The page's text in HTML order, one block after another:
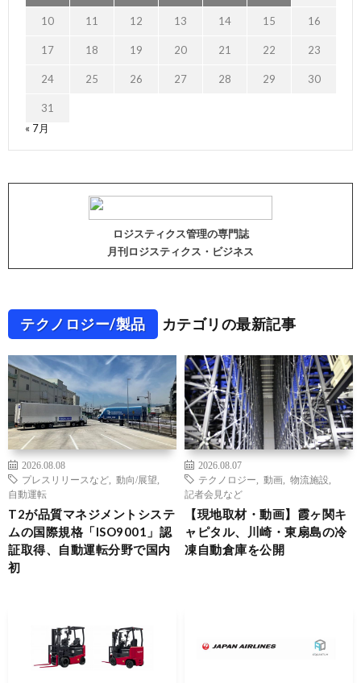
10 11 12 13 14 15 16
17 18 19 20 21 22 23
24 25 26 27 28 29 30
31
« 7月
ロジスティクス管理の専門誌
月刊ロジスティクス・ビジネス
テクノロジー/製品 カテゴリの最新記事
2026.08.08
プレスリリースなど
動向/展望
自動運転
T2が品質マネジメントシステ
ムの国際規格「ISO9001」認
証取得、自動運転分野で国内
初
2026.08.07
テクノロジー
動画 物流施設
記者会見など
【現地取材・動画】霞ヶ関キ
ャピタル、川崎・東扇島の冷
凍自動倉庫を公開